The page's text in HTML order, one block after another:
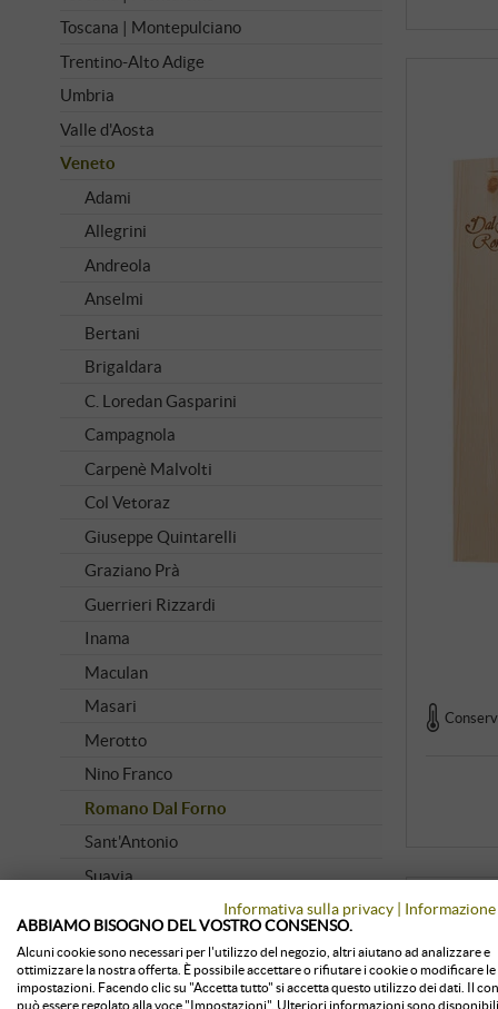
Toscana | Montepulciano
Trentino-Alto Adige
Umbria
Valle d'Aosta
Veneto
Adami
Allegrini
Andreola
Anselmi
Bertani
Brigaldara
C. Loredan Gasparini
Campagnola
Carpenè Malvolti
Col Vetoraz
Giuseppe Quintarelli
Graziano Prà
Guerrieri Rizzardi
Inama
Maculan
Masari
Merotto
Nino Franco
Romano Dal Forno
Sant'Antonio
Suavia
Villa Sandi
Zenato
Informativa sulla privacy | Informazione
ABBIAMO BISOGNO DEL VOSTRO CONSENSO.
Alcuni cookie sono necessari per l'utilizzo del negozio, altri aiutano ad analizzare e
ottimizzare la nostra offerta. È possibile accettare o rifiutare i cookie o modificare le
impostazioni. Facendo clic su "Accetta tutto" si accetta questo utilizzo dei dati. Il
può essere regolato alla voce "Impostazioni". Ulteriori informazioni sono